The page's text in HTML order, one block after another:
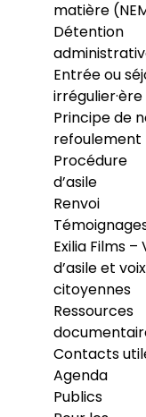
matière
Détention
Entrée ou
irrégulier·ère
Principe de
refoulement
Procédure
d’asile
Renvoi
Exilia Films –
d’asile et voix
citoyennes
Ressources
Contacts
Agenda
Publics